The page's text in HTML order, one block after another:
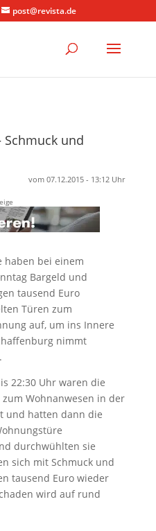
post@revista.de
und
vom 07.12.2015 - 13:12 Uhr
haben bei einem
Bargeld und
tausend Euro
Türen zum
auf, um ins Innere
nimmt
22:30 Uhr waren die
Wohnanwesen in der
und hatten dann die
durchwühlten sie
sich mit Schmuck und
tausend Euro wieder
wird auf rund